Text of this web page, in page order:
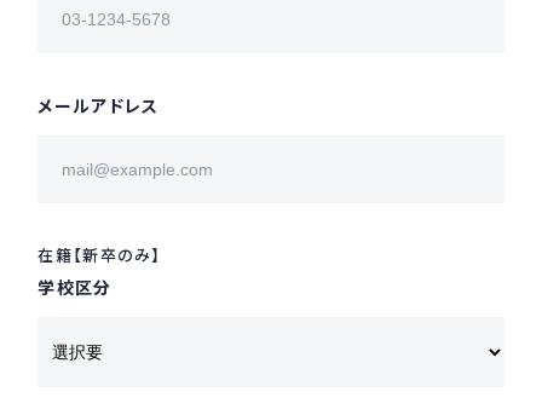
メールアドレス
在籍【新卒のみ】
学校区分